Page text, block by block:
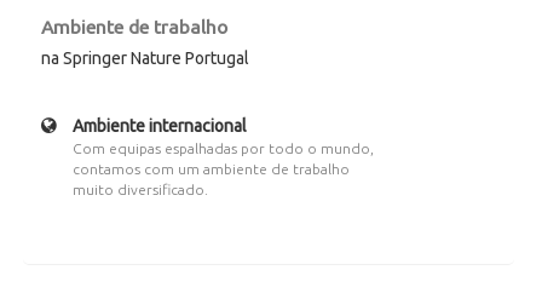
Ambiente de trabalho
na Springer Nature Portugal
Ambiente internacional
Com equipas espalhadas por todo o mundo,
contamos com um ambiente de trabalho
muito diversificado.